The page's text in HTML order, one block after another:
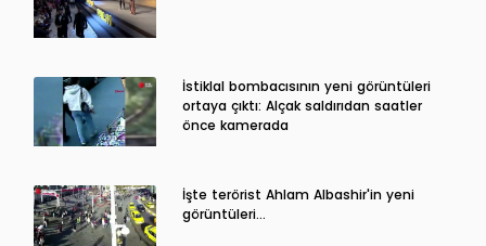
İstiklal bombacısının yeni görüntüleri
ortaya çıktı: Alçak saldırıdan saatler
önce kamerada
İşte terörist Ahlam Albashir'in yeni
görüntüleri…